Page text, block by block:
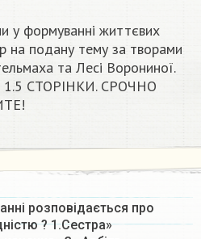
у формуванні життєвих
на подану тему за творами
та Лесі Ворониної.
СТОРІНКИ. СРОЧНО
розповідається про
? 1.Сестра»